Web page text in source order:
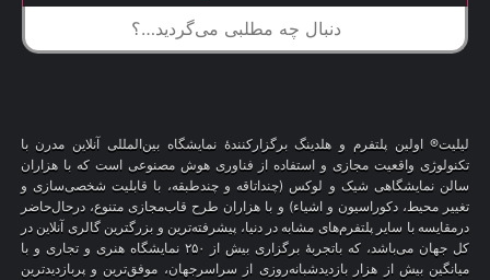
لیلیت® اولین پلتفرم و هلدینگ برگزارکنندهٔ نمایشگاه بین‌المللی آنلاین مدرن با
تکنولوژی واقعیت مجازی و استفاده از فناوری هوش مصنوعی است که با هزاران
سالن نمایشگاهی شیک و لوکس (چنداتاقه و چندطبقه، با قابلیت شخصی‌سازی و
تغییر محیط، دکوراسیون و اشیاء) و با هزاران طرح قاب‌مجازی متنوع، درحال‌حاضر
درمقایسه با سایر پلتفرم‌های مشابه در دنیا، پیشرفته‌ترین و بزرگترین گالری آنلاین در
کل جهان می‌باشد، که باتجربهٔ برگزاری بیش از ۲۵۰ نمایشگاه هنری و تجاری و با
میانگین بیش از هزار بازدیدشبانه‌روزی از سراسرجهان، موفق‌ترین و پربازدیدترین